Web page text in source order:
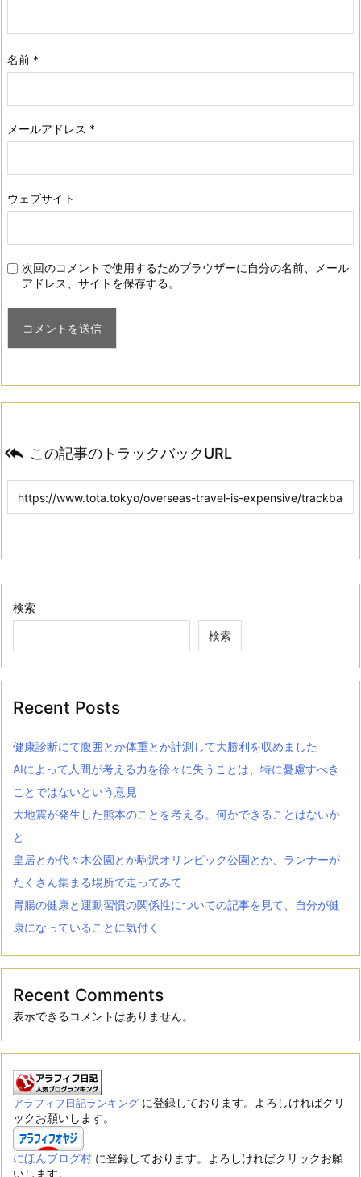
名前 *
メールアドレス *
ウェブサイト
次回のコメントで使用するためブラウザーに自分の名前、メール
アドレス、サイトを保存する。
 この記事のトラックバックURL
検索
検索
Recent Posts
健康診断にて腹囲とか体重とか計測して大勝利を収めました
AIによって人間が考える力を徐々に失うことは、特に憂慮すべき
ことではないという意見
大地震が発生した熊本のことを考える。何かできることはないか
と
皇居とか代々木公園とか駒沢オリンピック公園とか、ランナーが
たくさん集まる場所で走ってみて
胃腸の健康と運動習慣の関係性についての記事を見て、自分が健
康になっていることに気付く
Recent Comments
表示できるコメントはありません。
アラフィフ日記ランキング に登録しております。よろしければクリ
ックお願いします。
にほんブログ村 に登録しております。よろしければクリックお願
いします。